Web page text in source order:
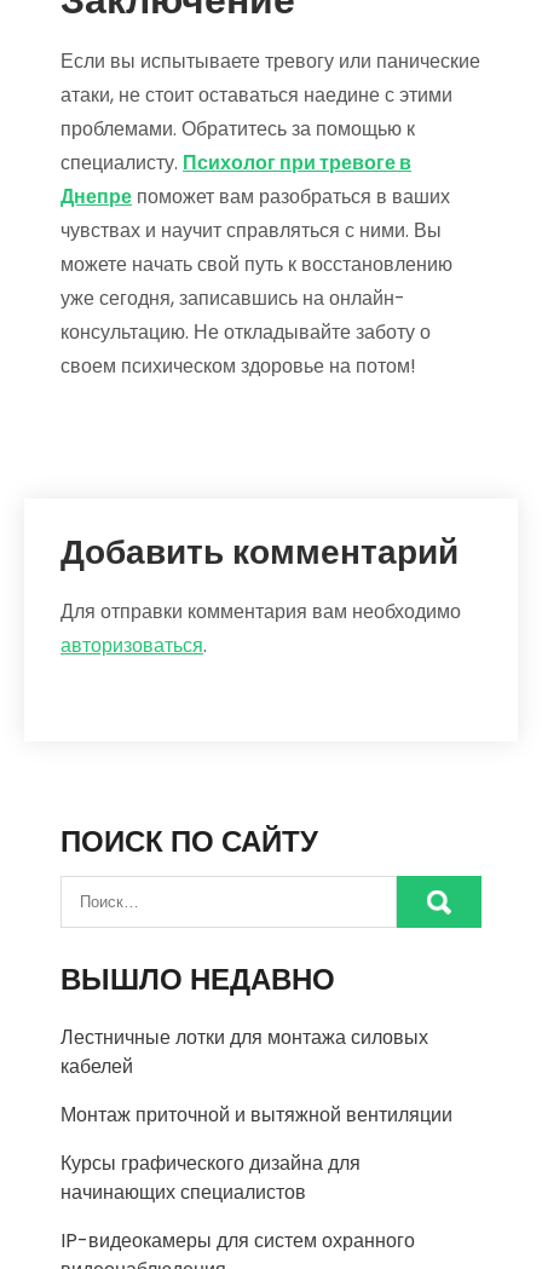
Если вы испытываете тревогу или панические
атаки, не стоит оставаться наедине с этими
проблемами. Обратитесь за помощью к
специалисту. Психолог при тревоге в
Днепре поможет вам разобраться в ваших
чувствах и научит справляться с ними. Вы
можете начать свой путь к восстановлению
уже сегодня, записавшись на онлайн-
консультацию. Не откладывайте заботу о
своем психическом здоровье на потом!
Добавить комментарий
Для отправки комментария вам необходимо
авторизоваться.
ПОИСК ПО САЙТУ
ВЫШЛО НЕДАВНО
Лестничные лотки для монтажа силовых
кабелей
Монтаж приточной и вытяжной вентиляции
Курсы графического дизайна для
начинающих специалистов
IP-видеокамеры для систем охранного